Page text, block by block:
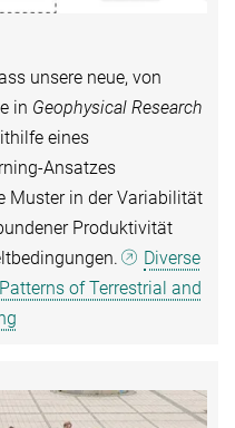
unsere neue, von
in Geophysical Research
eines
Ansatzes
Muster in der Variabilität
Produktivität
Diverse
of Terrestrial and